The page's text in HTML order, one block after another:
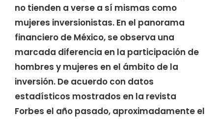
no tienden a verse a sí mismas como
mujeres inversionistas. En el panorama
financiero de México, se observa una
marcada diferencia en la participación de
hombres y mujeres en el ámbito de la
inversión. De acuerdo con datos
estadísticos mostrados en la revista
Forbes el año pasado, aproximadamente el